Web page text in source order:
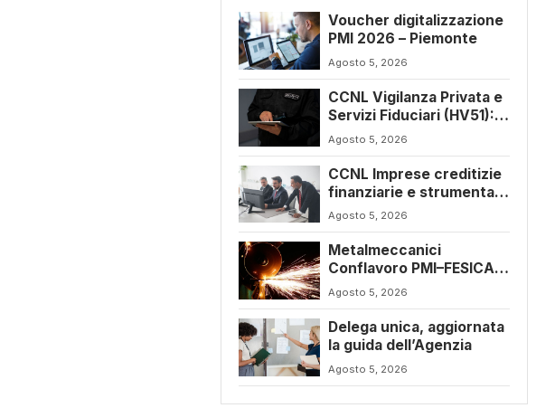
Voucher digitalizzazione
PMI 2026 – Piemonte
Agosto 5, 2026
CCNL Vigilanza Privata e
Servizi Fiduciari (HV51):
siglato l’accordo di
Agosto 5, 2026
CCNL Imprese creditizie
finanziarie e strumentali
(J241): ulteriore
sospensione dei termini
a dicembre 2026
Agosto 5, 2026
Metalmeccanici
Conflavoro PMI–FESICA
CONFSAL (C053),
rinnovato il CCNL 2026-
2029: rafforzate tutele e
flessibilità organizzativa
Agosto 5, 2026
Delega unica, aggiornata
la guida dell’Agenzia
Agosto 5, 2026